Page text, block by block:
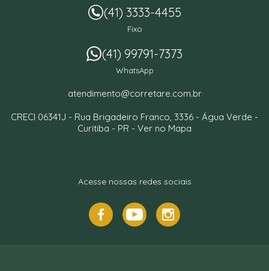
(41) 3333-4455
Fixo
(41) 99791-7373
WhatsApp
atendimento@corretare.com.br
CRECI 06341J - Rua Brigadeiro Franco, 3336 - Água Verde -
Curitiba - PR - Ver no Mapa
Acesse nossas redes sociais